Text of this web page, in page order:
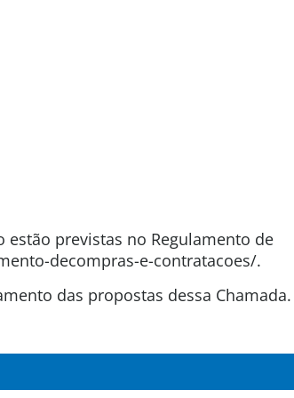
estão previstas no Regulamento de
decompras-e-contratacoes/.
das propostas dessa Chamada.